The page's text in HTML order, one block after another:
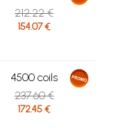
212.22 €
154.07 €
4500 coils
237.60 €
172.45 €